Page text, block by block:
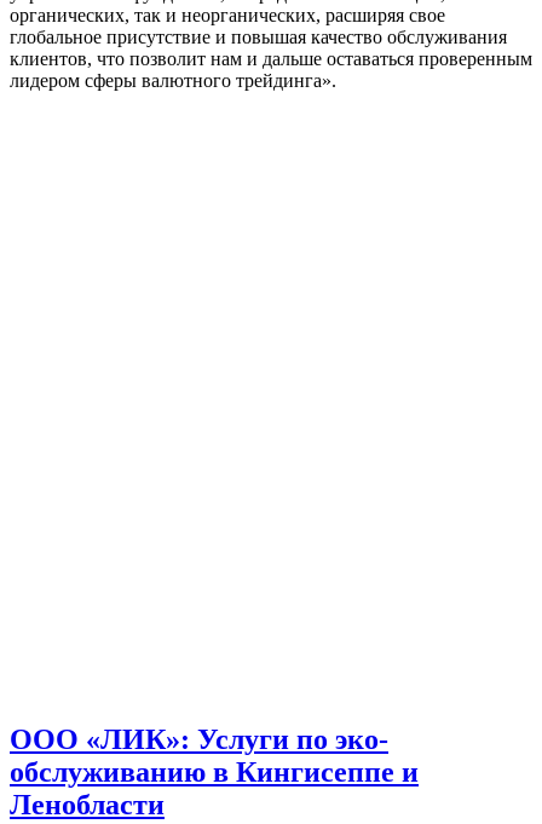
органических, так и неорганических, расширяя свое
глобальное присутствие и повышая качество обслуживания
клиентов, что позволит нам и дальше оставаться проверенным
лидером сферы валютного трейдинга».
ООО «ЛИК»: Услуги по эко-
обслуживанию в Кингисеппе и
Ленобласти